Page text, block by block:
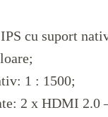
cu suport
1 : 1500;
2 x HDMI 2.0